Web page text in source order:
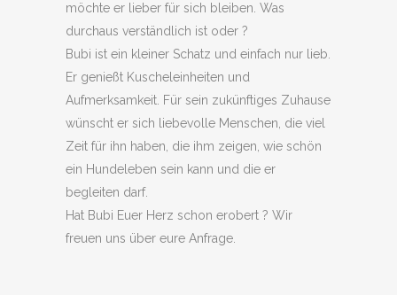
möchte er lieber für sich bleiben. Was
durchaus verständlich ist oder ?
Bubi ist ein kleiner Schatz und einfach nur lieb.
Er genießt Kuscheleinheiten und
Aufmerksamkeit. Für sein zukünftiges Zuhause
wünscht er sich liebevolle Menschen, die viel
Zeit für ihn haben, die ihm zeigen, wie schön
ein Hundeleben sein kann und die er
begleiten darf.
Hat Bubi Euer Herz schon erobert ? Wir
freuen uns über eure Anfrage.